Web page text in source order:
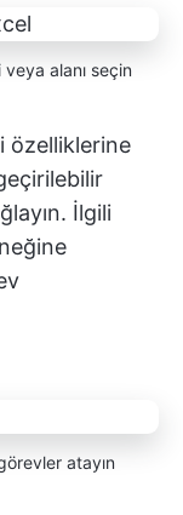
alanı seçin
özelliklerine
İlgili
atayın